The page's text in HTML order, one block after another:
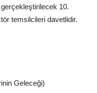
gerçekleştirilecek 10.
temsilcileri davetlidir.
Geleceği)